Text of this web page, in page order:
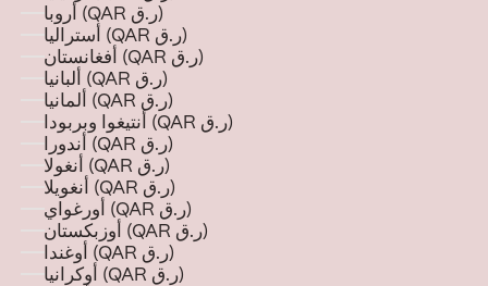
أروبا (QAR ر.ق)
أستراليا (QAR ر.ق)
أفغانستان (QAR ر.ق)
ألبانيا (QAR ر.ق)
ألمانيا (QAR ر.ق)
أنتيغوا وبربودا (QAR ر.ق)
أندورا (QAR ر.ق)
أنغولا (QAR ر.ق)
أنغويلا (QAR ر.ق)
أورغواي (QAR ر.ق)
أوزبكستان (QAR ر.ق)
أوغندا (QAR ر.ق)
أوكرانيا (QAR ر.ق)